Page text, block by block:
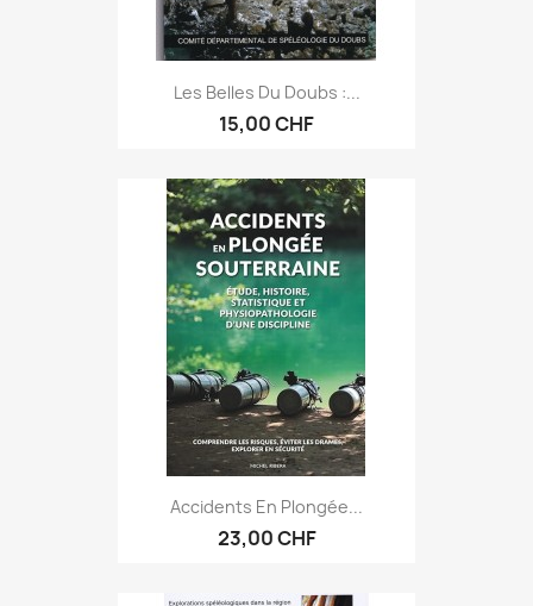
Les Belles Du Doubs :...
15,00 CHF
Accidents En Plongée...
23,00 CHF